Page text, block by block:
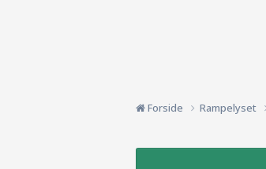
Forside Rampelyset